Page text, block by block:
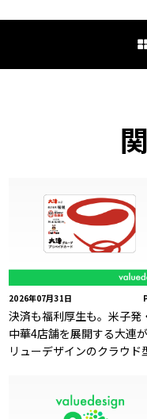
2026年07月31日
決済も福利厚生も。米子発
中華4店舗を展開する大連
リューデザインのクラウド